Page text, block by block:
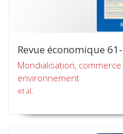
Revue économique
Mondialisation,
environnement
et al.